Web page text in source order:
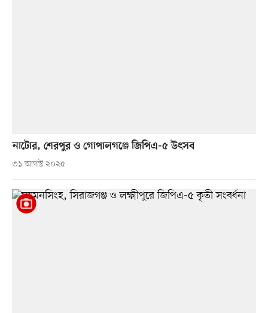
নাটোর, শেরপুর ও গোপালগঞ্জে জিপিএ-৫ উৎসব
৩১ আগস্ট ২০২৫